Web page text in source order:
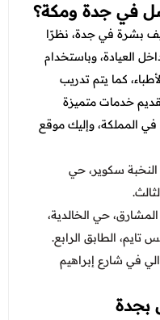
في جدة ومكة؟
بشرة في جدة، نظرًا
العيادة، وباستخدام
كما يتم تدريب
خدمات متميزة
المملكة، وإليك موقع
سكوير، حي
حي الخالدية،
تايم، الطابق الرابع.
في شارع إبراهيم
بجدة